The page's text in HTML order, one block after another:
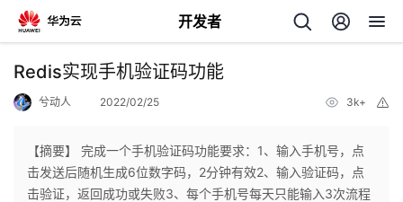
开发者
返
Redis实现手机验证码功能
兮动人 2022/02/25 3k+
【摘要】 完成一个手机验证码功能要求：1、输入手机号，点
击发送后随机生成6位数字码，2分钟有效2、输入验证码，点
击验证，返回成功或失败3、每个手机号每天只能输入3次流程